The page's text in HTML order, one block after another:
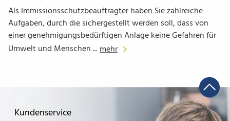
Als Immissionsschutzbeauftragter haben Sie zahlreiche
Aufgaben, durch die sichergestellt werden soll, dass von
einer genehmigungsbedürftigen Anlage keine Gefahren für
Umwelt und Menschen ...mehr
Kundenservice